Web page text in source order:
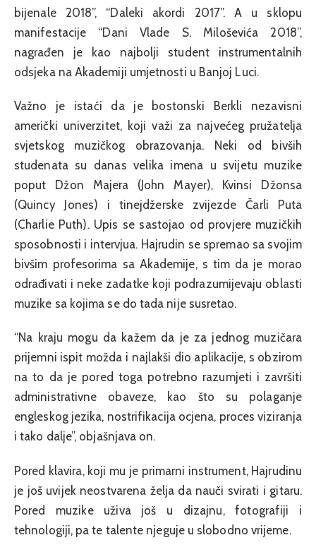
bijenale 2018”, “Daleki akordi 2017”. A u sklopu
manifestacije “Dani Vlade S. Miloševića 2018”,
nagrađen je kao najbolji student instrumentalnih
odsjeka na Akademiji umjetnosti u Banjoj Luci.
Važno je istaći da je bostonski Berkli nezavisni
američki univerzitet, koji važi za najvećeg pružatelja
svjetskog muzičkog obrazovanja. Neki od bivših
studenata su danas velika imena u svijetu muzike
poput Džon Majera (John Mayer), Kvinsi Džonsa
(Quincy Jones) i tinejdžerske zvijezde Čarli Puta
(Charlie Puth). Upis se sastojao od provjere muzičkih
sposobnosti i intervjua. Hajrudin se spremao sa svojim
bivšim profesorima sa Akademije, s tim da je morao
odrađivati i neke zadatke koji podrazumijevaju oblasti
muzike sa kojima se do tada nije susretao.
“Na kraju mogu da kažem da je za jednog muzičara
prijemni ispit možda i najlakši dio aplikacije, s obzirom
na to da je pored toga potrebno razumjeti i završiti
administrativne obaveze, kao što su polaganje
engleskog jezika, nostrifikacija ocjena, proces viziranja
i tako dalje”, objašnjava on.
Pored klavira, koji mu je primarni instrument, Hajrudinu
je još uvijek neostvarena želja da nauči svirati i gitaru.
Pored muzike uživa još u dizajnu, fotografiji i
tehnologiji, pa te talente njeguje u slobodno vrijeme.